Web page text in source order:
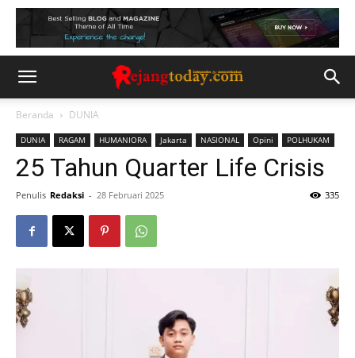
Beranda DUNIA
DUNIA RAGAM HUMANIORA Jakarta NASIONAL Opini POLHUKAM
25 Tahun Quarter Life Crisis
Penulis Redaksi - 28 Februari 2025 335